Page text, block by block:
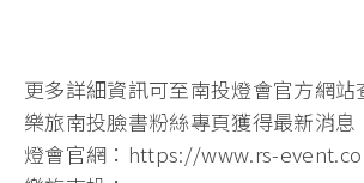
更多詳細資訊可至南投燈會官方網站
樂旅南投臉書粉絲專頁獲得最新消息
燈會官網：https://www.rs-